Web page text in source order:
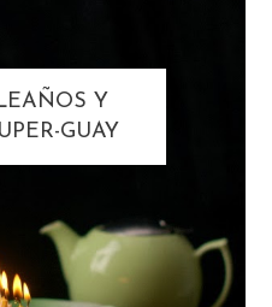
Y
GUAY